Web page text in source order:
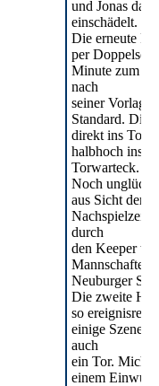
und Jonas
einschädelt.
Die erneute
per
Minute zum
nach
seiner Vorlage
Standard.
direkt ins Tor -
halbhoch ins
Torwarteck.
Noch
aus Sicht der
Nachspielzeit.
durch
den Keeper
Mannschaften
Neuburger
Die zweite
so
einige Szenen
auch
ein Tor. Michel
einem Einwurf